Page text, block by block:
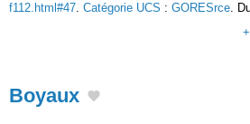
f112.html#47. Catégorie UCS : GORESrce.
Boyaux